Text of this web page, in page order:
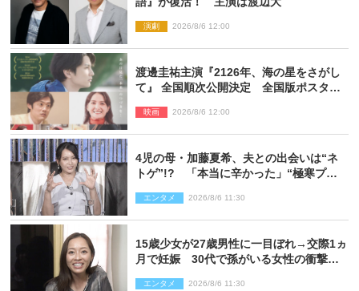
演劇 2026/8/6 12:00
渡邊圭祐主演『2126年、海の星をさがし
て』 全国順次公開決定 全国版ポスター
映画 2026/8/6 12:00
4児の母・加藤夏希、夫との出会いは“ネ
トゲ”!? 「本当に辛かった」“極寒プロ
エンタメ 2026/8/6 11:30
15歳少女が27歳男性に一目ぼれ→交際1ヵ
月で妊娠 30代で孫がいる女性の衝撃半
エンタメ 2026/8/6 11:30